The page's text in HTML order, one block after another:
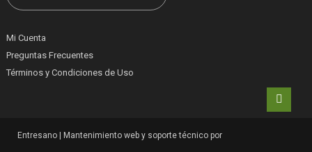
Mi Cuenta
Preguntas Frecuentes
Términos y Condiciones de Uso
Entresano Mantenimiento web y soporte técnico por